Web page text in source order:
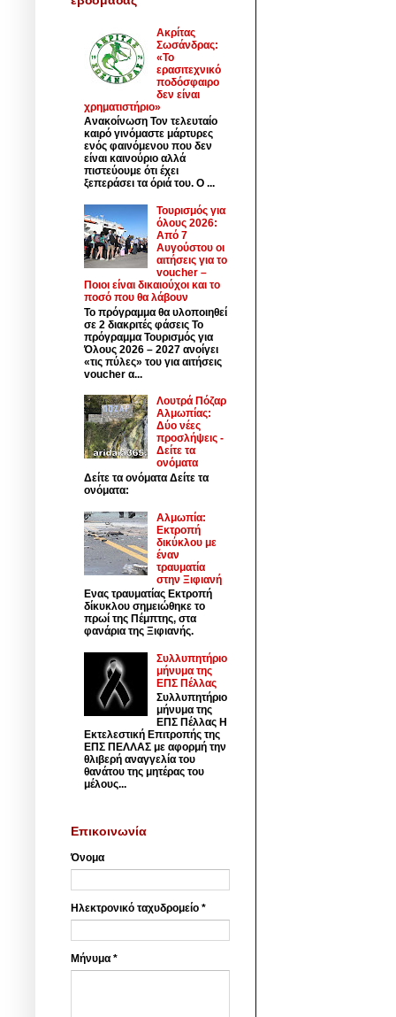
Ακρίτας
Σωσάνδρας:
«Το
ερασιτεχνικό
ποδόσφαιρο
δεν είναι
χρηματιστήριο»
Ανακοίνωση Τον τελευταίο
καιρό γινόμαστε μάρτυρες
ενός φαινόμενου που δεν
είναι καινούριο αλλά
πιστεύουμε ότι έχει
ξεπεράσει τα όριά του. Ο ...
Τουρισμός για
όλους 2026:
Από 7
Αυγούστου οι
αιτήσεις για το
voucher –
Ποιοι είναι δικαιούχοι και το
ποσό που θα λάβουν
Το πρόγραμμα θα υλοποιηθεί
σε 2 διακριτές φάσεις Το
πρόγραμμα Τουρισμός για
Όλους 2026 – 2027 ανοίγει
«τις πύλες» του για αιτήσεις
voucher α...
Λουτρά Πόζαρ
Αλμωπίας:
Δύο νέες
προσλήψεις -
Δείτε τα
ονόματα
Δείτε τα ονόματα Δείτε τα
ονόματα:
Αλμωπία:
Εκτροπή
δικύκλου με
έναν
τραυματία
στην Ξιφιανή
Ενας τραυματίας Εκτροπή
δίκυκλου σημειώθηκε το
πρωί της Πέμπτης, στα
φανάρια της Ξιφιανής.
Συλλυπητήριο
μήνυμα της
ΕΠΣ Πέλλας
Συλλυπητήριο
μήνυμα της
ΕΠΣ Πέλλας Η
Εκτελεστική Επιτροπής της
ΕΠΣ ΠΕΛΛΑΣ με αφορμή την
θλιβερή αναγγελία του
θανάτου της μητέρας του
μέλους...
Επικοινωνία
Όνομα
Ηλεκτρονικό ταχυδρομείο *
Μήνυμα *